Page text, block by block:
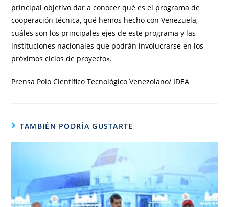
principal objetivo dar a conocer qué es el programa de
cooperación técnica, qué hemos hecho con Venezuela,
cuáles son los principales ejes de este programa y las
instituciones nacionales que podrán involucrarse en los
próximos ciclos de proyecto».
Prensa Polo Científico Tecnológico Venezolano/ IDEA
TAMBIÉN PODRÍA GUSTARTE